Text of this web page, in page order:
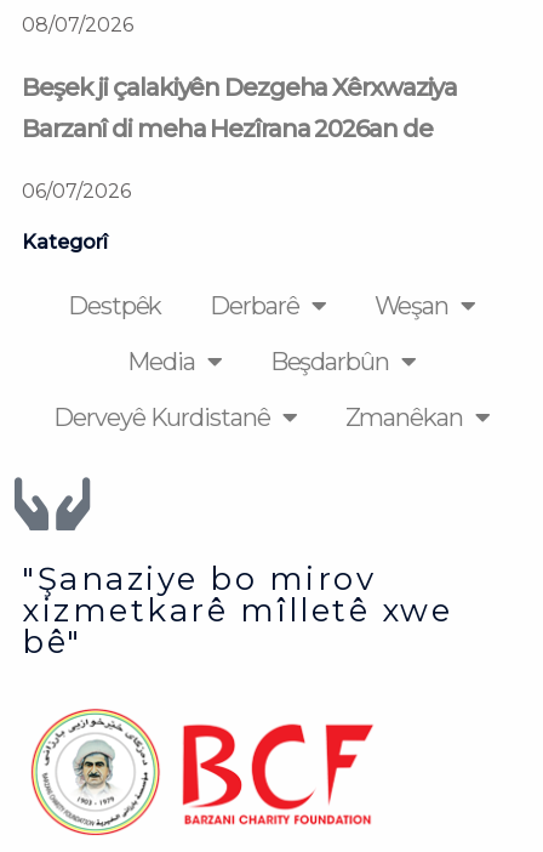
08/07/2026
Beşek ji çalakiyên Dezgeha Xêrxwaziya
Barzanî di meha Hezîrana 2026an de
06/07/2026
Kategorî
Destpêk Derbarê
Weşan
Media
Beşdarbûn
Derveyê Kurdistanê
Zmanêkan
"Şanaziye bo mirov
xizmetkarê mîlletê xwe
bê"